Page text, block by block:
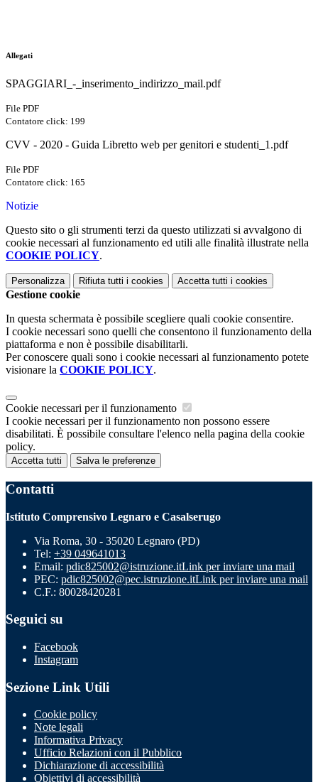
Allegati
SPAGGIARI_-_inserimento_indirizzo_mail.pdf
File PDF
Contatore click: 199
CVV - 2020 - Guida Libretto web per genitori e studenti_1.pdf
File PDF
Contatore click: 165
Notizie
Questo sito o gli strumenti terzi da questo utilizzati si avvalgono di
cookie necessari al funzionamento ed utili alle finalità illustrate nella
COOKIE POLICY.
Personalizza Rifiuta tutti i cookies Accetta tutti i cookies
Gestione cookie
In questa schermata è possibile scegliere quali cookie consentire.
I cookie necessari sono quelli che consentono il funzionamento della
piattaforma e non è possibile disabilitarli.
Per conoscere quali sono i cookie necessari al funzionamento potete
visionare la COOKIE POLICY.
Cookie necessari per il funzionamento
I cookie necessari per il funzionamento non possono essere
disabilitati. È possibile consultare l'elenco nella pagina della cookie
policy.
Accetta tutti Salva le preferenze
Contatti
Istituto Comprensivo Legnaro e Casalserugo
Via Roma, 30 - 35020 Legnaro (PD)
Tel: +39 049641013
Email: pdic825002@istruzione.itLink per inviare una mail
PEC: pdic825002@pec.istruzione.itLink per inviare una mail
C.F.: 80028420281
Seguici su
Facebook
Instagram
Sezione Link Utili
Cookie policy
Note legali
Informativa Privacy
Ufficio Relazioni con il Pubblico
Dichiarazione di accessibilità
Obiettivi di accessibilità